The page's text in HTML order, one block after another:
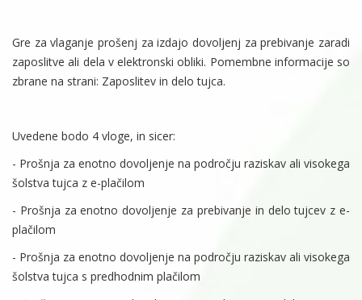
Gre za vlaganje prošenj za izdajo dovoljenj za prebivanje zaradi
zaposlitve ali dela v elektronski obliki. Pomembne informacije so
zbrane na strani: Zaposlitev in delo tujca.
Uvedene bodo 4 vloge, in sicer:
- Prošnja za enotno dovoljenje na področju raziskav ali visokega
šolstva tujca z e-plačilom
- Prošnja za enotno dovoljenje za prebivanje in delo tujcev z e-
plačilom
- Prošnja za enotno dovoljenje na področju raziskav ali visokega
šolstva tujca s predhodnim plačilom